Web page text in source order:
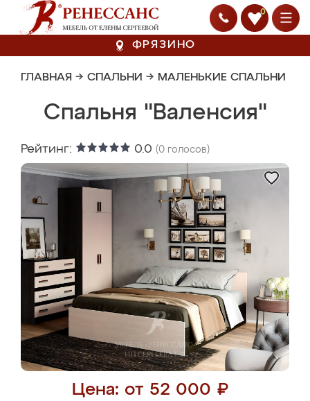
0
ФРЯЗИНО
ГЛАВНАЯ → СПАЛЬНИ → МАЛЕНЬКИЕ СПАЛЬНИ
Спальня "Валенсия"
Рейтинг: 0.0 (0 голосов)
Цена: от 52 000 ₽